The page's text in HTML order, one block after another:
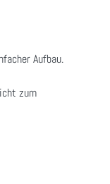
Aufbau.
zum